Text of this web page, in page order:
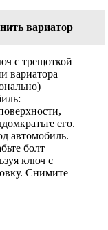
вариатор
с трещоткой
вариатора
его.
автомобиль.
болт
ключ с
Снимите